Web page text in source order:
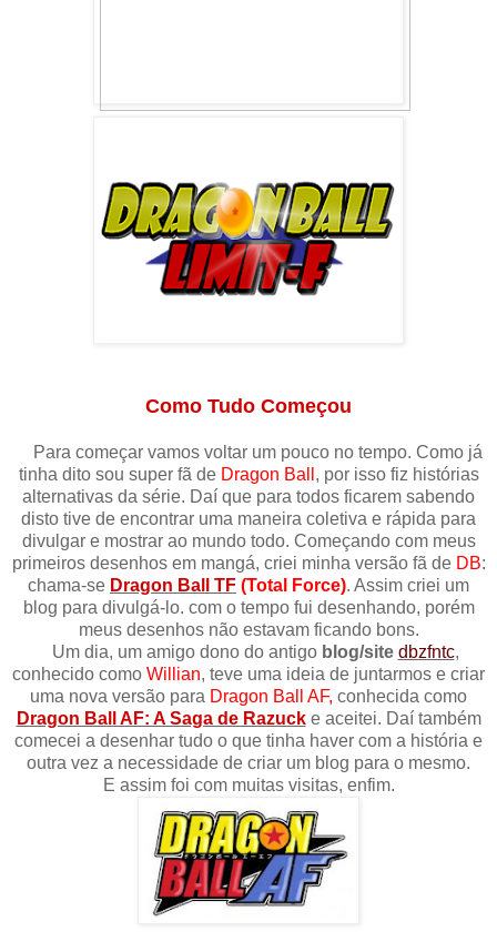
Como Tudo Começou
Para começar vamos voltar um pouco no tempo. Como já
tinha dito sou super fã de Dragon Ball , por isso fiz histórias
alternativas da série. Daí que para todos ficarem sabendo
disto tive de encontrar uma maneira coletiva e rápida para
divulgar e mostrar ao mundo todo. Começando com meus
primeiros desenhos em mangá, criei minha versão fã de DB:
chama-se Dragon Ball TF (Total Force). Assim criei um
blog para divulgá-lo. com o tempo fui desenhando, porém
meus desenhos não estavam ficando bons.
Um dia, um amigo dono do antigo blog/site dbzfntc,
conhecido como Willian, teve uma ideia de juntarmos e criar
uma nova versão para Dragon Ball AF, conhecida como
Dragon Ball AF: A Saga de Razuck e aceitei. Daí também
comecei a desenhar tudo o que tinha haver com a história e
outra vez a necessidade de criar um blog para o mesmo.
E assim foi com muitas visitas, enfim.